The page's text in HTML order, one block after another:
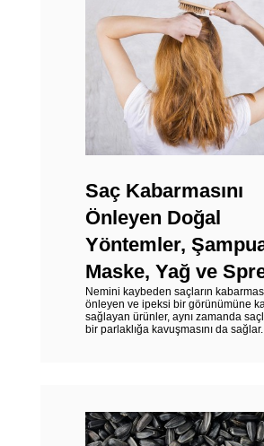
Saç Kabarmasını
Önleyen Doğal
Yöntemler,
Maske, Yağ ve
Nemini kaybeden saçların
önleyen ve ipeksi bir görünümüne
sağlayan ürünler, aynı zamanda
bir parlaklığa kavuşmasını da